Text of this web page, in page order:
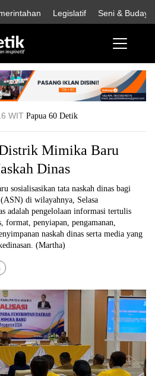
Legislatif Seni & Budaya
WIT Papua 60 Detik
Mimika Baru
Dinas
sosialisasikan tata naskah dinas bagi
di wilayahnya, Selasa
adalah pengelolaan informasi tertulis
penyiapan, pengamanan,
naskah dinas serta media yang
(Martha)